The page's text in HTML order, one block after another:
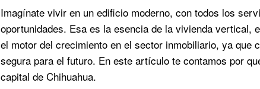
Imagínate vivir en un edificio moderno, con todos los
oportunidades. Esa es la esencia de la vivienda vertical,
el motor del crecimiento en el sector inmobiliario, ya que
segura para el futuro. En este artículo te contamos por
capital de Chihuahua.